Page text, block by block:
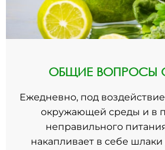
ОБЩИЕ ВОПРОСЫ
Ежедневно, под
окружающей среды и в
неправильного
накапливает в себе